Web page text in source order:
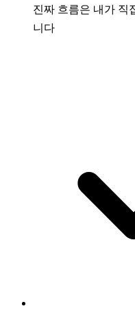
진짜 흐름은 내가 직
니다